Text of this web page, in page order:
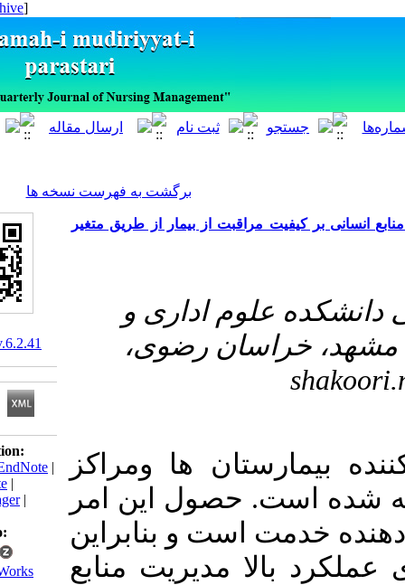
[ English ]
برگشت به فهرست نسخه ها
مراقبت از بیمار از طریق متغیر
علوم اداری و
رضوی،
ها ومراکز
حصول این امر
است و بنابراین
مدیریت منابع
10.29252/ijnv.6.2.41
Download citation:
BibTeX | RIS |EndNote|
Medlars
ProCite|
Reference Manager
Send citation to:
Mendeley
Zotero
RefWorks